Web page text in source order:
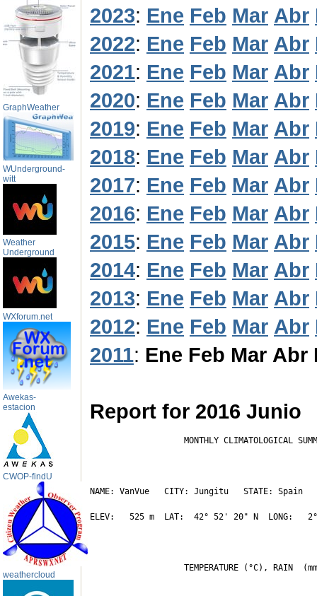
GraphWeather
WUnderground-
witt
Weather
Underground
WXforum.net
Awekas-
estacion
CWOP-findU
weathercloud
2023: Ene Feb Mar Abr
2022: Ene Feb Mar Abr
2021: Ene Feb Mar Abr
2020: Ene Feb Mar Abr
2019: Ene Feb Mar Abr
2018: Ene Feb Mar Abr
2017: Ene Feb Mar Abr
2016: Ene Feb Mar Abr
2015: Ene Feb Mar Abr
2014: Ene Feb Mar Abr
2013: Ene Feb Mar Abr
2012: Ene Feb Mar Abr
2011: Ene Feb Mar Abr
Report for 2016 Junio
MONTHLY CLIMATOLOGICAL
NAME: VanVue   CITY: Jungitu   STATE: Spain
ELEV:   525 m  LAT:  42° 52' 20" N  LONG:
TEMPERATURE (°C), RAIN